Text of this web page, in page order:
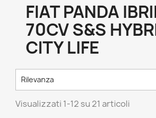
FIAT PANDA
70CV S&S
CITY LIFE
Rilevanza
Visualizzati 1-12 su 21 articoli